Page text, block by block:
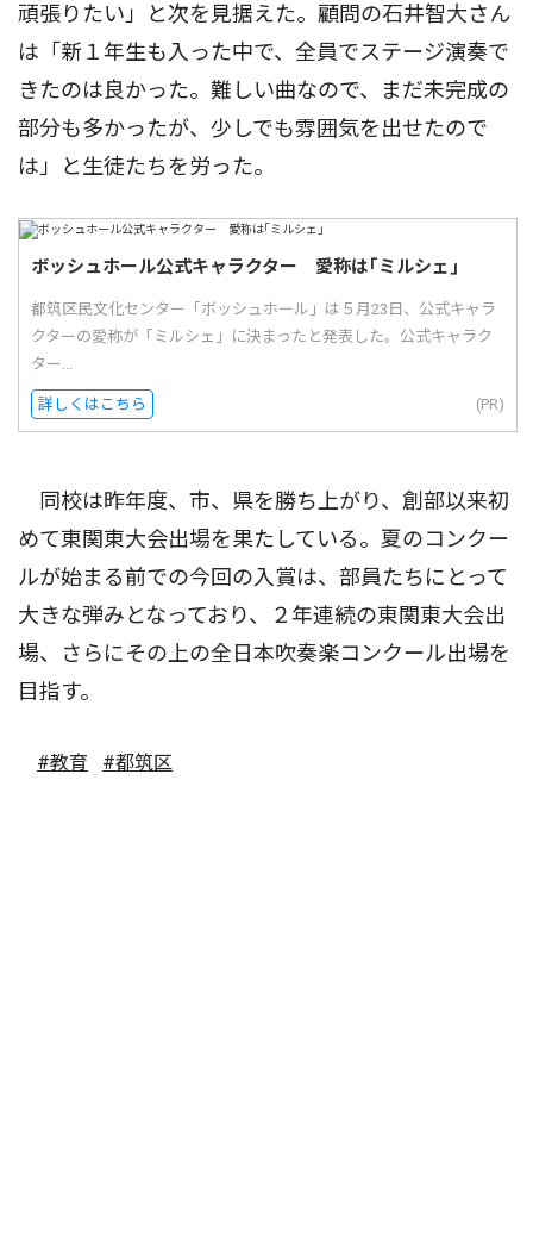
頑張りたい」と次を見据えた。顧問の石井智大さん
は「新１年生も入った中で、全員でステージ演奏で
きたのは良かった。難しい曲なので、まだ未完成の
部分も多かったが、少しでも雰囲気を出せたので
は」と生徒たちを労った。
ボッシュホール公式キャラクター 愛称は｢ミルシェ｣
都筑区民文化センター「ボッシュホール」は５月23日、公式キャラ
クターの愛称が「ミルシェ」に決まったと発表した。公式キャラク
ター...
詳しくはこちら (PR)
同校は昨年度、市、県を勝ち上がり、創部以来初
めて東関東大会出場を果たしている。夏のコンクー
ルが始まる前での今回の入賞は、部員たちにとって
大きな弾みとなっており、２年連続の東関東大会出
場、さらにその上の全日本吹奏楽コンクール出場を
目指す。
#教育 #都筑区